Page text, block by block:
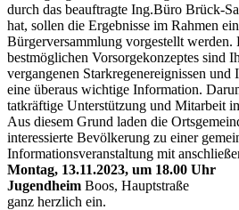
durch das beauftragte Ing.Büro Brück-
hat, sollen die Ergebnisse im Rahmen
Bürgerversammlung vorgestellt werden.
bestmöglichen Vorsorgekonzeptes sind
vergangenen Starkregenereignissen und
eine überaus wichtige Information.
tatkräftige Unterstützung und Mitarbeit
Aus diesem Grund laden die
interessierte Bevölkerung zu einer
Informationsveranstaltung mit
Montag, 13.11.2023, um 18.00 Uhr
Jugendheim Boos, Hauptstraße
ganz herzlich ein.